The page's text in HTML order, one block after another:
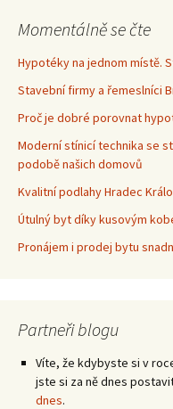
Momentálně se čte
Hypotéky na jednom místě.
Stavební firmy a řemeslníci
Proč je dobré porovnat
Moderní stínicí technika se
podobě našich domovů
Kvalitní podlahy Hradec
Útulný byt díky kusovým
Pronájem i prodej bytu
Partneři blogu
Víte, že kdybyste si v
jste si za ně dnes
dnes.